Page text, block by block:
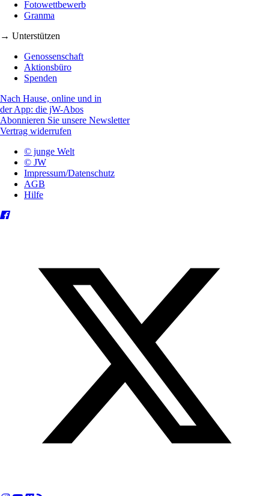
Fotowettbewerb
Granma
→ Unterstützen
Genossenschaft
Aktionsbüro
Spenden
Nach Hause, online und in
der App: die jW-Abos
Abonnieren Sie unsere Newsletter
Vertrag widerrufen
© junge Welt
© JW
Impressum/Datenschutz
AGB
Hilfe